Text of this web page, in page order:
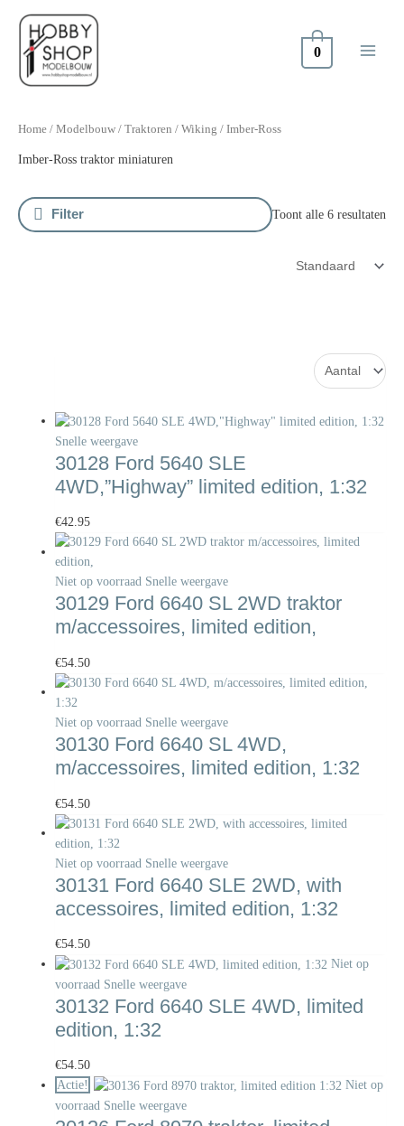
naar
inhoud
0
Home / Modelbouw / Traktoren / Wiking / Imber-Ross
Imber-Ross traktor miniaturen
Filter Toont alle 6 resultaten
Snelle weergave
30128 Ford 5640 SLE
4WD,”Highway” limited edition, 1:32
€42.95
Niet op voorraad Snelle weergave
30129 Ford 6640 SL 2WD traktor
m/accessoires, limited edition,
€54.50
Niet op voorraad Snelle weergave
30130 Ford 6640 SL 4WD,
m/accessoires, limited edition, 1:32
€54.50
Niet op voorraad Snelle weergave
30131 Ford 6640 SLE 2WD, with
accessoires, limited edition, 1:32
€54.50
Niet op
voorraad Snelle weergave
30132 Ford 6640 SLE 4WD, limited
edition, 1:32
€54.50
Actie!
Niet op
voorraad Snelle weergave
prijs
prijs